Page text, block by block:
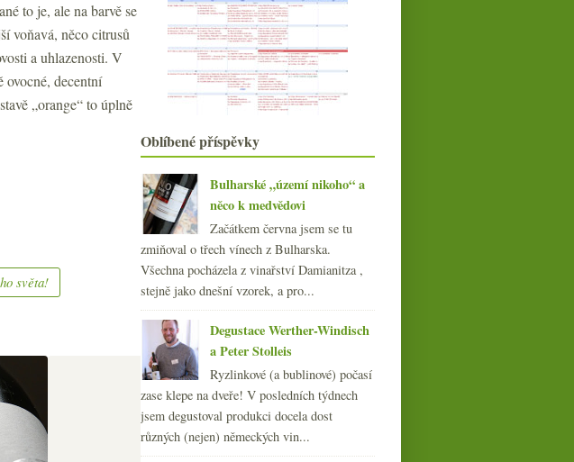
to je, ale na barvě se
voňavá, něco citrusů
a uhlazenosti. V
ovocné, decentní
„orange“ to úplně
světa!
2019 (238)
2018(240)
2017(240)
2016(250)
2015(251)
►2013(249)
►2012(254)
►2011(252)
►2010(249)
► 2009(249)
►2008 (270)
►2007(108)
Oblíbené příspěvky
Bulharské „území nikoho“ a
něco k medvědovi
Začátkem června jsem se tu
zmiňoval o třech vínech z Bulharska.
Všechna pocházela z vinařství Damianitza ,
stejně jako dnešní vzorek, a pro...
Degustace Werther-Windisch
a Peter Stolleis
Ryzlinkové (a bublinové) počasí
zase klepe na dveře! V posledních týdnech
jsem degustoval produkci docela dost
různých (nejen) německých vin...